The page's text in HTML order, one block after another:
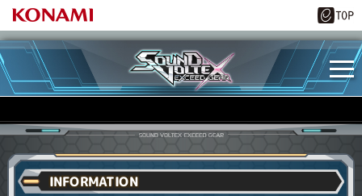
INFORMATION